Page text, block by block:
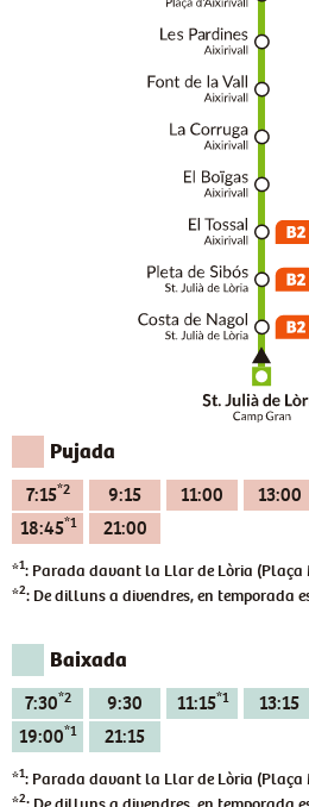
Pujada
7:15*2 9:15 11:00 13:00
18:45*1 21:00
*1: Parada davant la Llar de Lòria (Plaça
*2: De dilluns a divendres, en temporada
Baixada
7:30*2 9:30 11:15*1 13:15
19:00*1 21:15
*1: Parada davant la Llar de Lòria (Plaça
2